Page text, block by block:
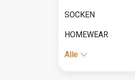
SOCKEN
HOMEWEAR
Alle